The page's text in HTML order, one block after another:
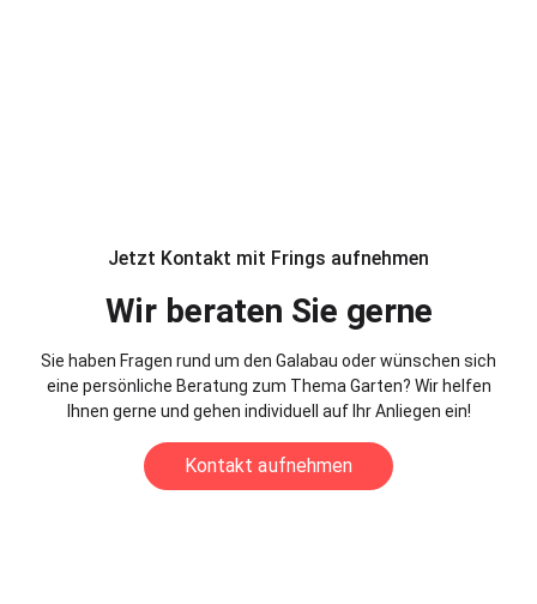
Jetzt Kontakt mit Frings aufnehmen
Wir beraten Sie gerne
Sie haben Fragen rund um den Galabau oder wünschen sich
eine persönliche Beratung zum Thema Garten? Wir helfen
Ihnen gerne und gehen individuell auf Ihr Anliegen ein!
Kontakt aufnehmen